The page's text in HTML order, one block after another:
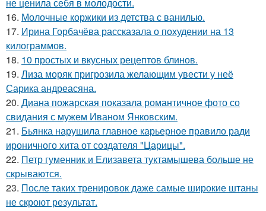
16. Молочные коржики из детства с ванилью.
17. Ирина Горбачёва рассказала о похудении на 13
килограммов.
18. 10 простых и вкусных рецептов блинов.
19. Лиза моряк пригрозила желающим увести у неё
Сарика андреасяна.
20. Диана пожарская показала романтичное фото со
свидания с мужем Иваном Янковским.
21. Бьянка нарушила главное карьерное правило ради
ироничного хита от создателя "Царицы".
22. Петр гуменник и Елизавета туктамышева больше не
скрываются.
23. После таких тренировок даже самые широкие штаны
не скроют результат.